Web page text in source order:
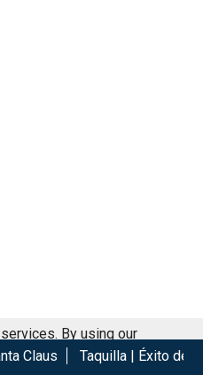
| Éxito de Spider-Man Brand
By using our
of cookies.
Got it